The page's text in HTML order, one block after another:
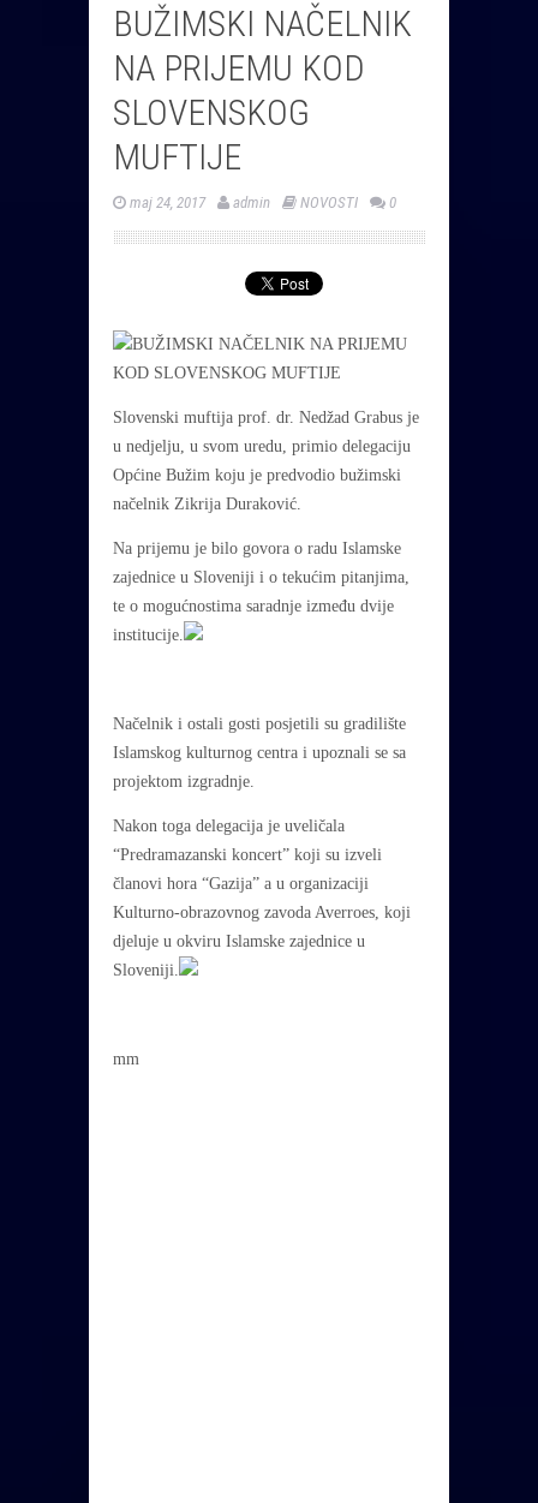
BUŽIMSKI NAČELNIK
NA PRIJEMU KOD
SLOVENSKOG
MUFTIJE
maj 24, 2017 admin NOVOSTI 0
Slovenski muftija prof. dr. Nedžad Grabus je
u nedjelju, u svom uredu, primio delegaciju
Općine Bužim koju je predvodio bužimski
načelnik Zikrija Duraković.
Na prijemu je bilo govora o radu Islamske
zajednice u Sloveniji i o tekućim pitanjima,
te o mogućnostima saradnje između dvije
institucije.
Načelnik i ostali gosti posjetili su gradilište
Islamskog kulturnog centra i upoznali se sa
projektom izgradnje.
Nakon toga delegacija je uveličala
“Predramazanski koncert” koji su izveli
članovi hora “Gazija” a u organizaciji
Kulturno-obrazovnog zavoda Averroes, koji
djeluje u okviru Islamske zajednice u
Sloveniji.
mm